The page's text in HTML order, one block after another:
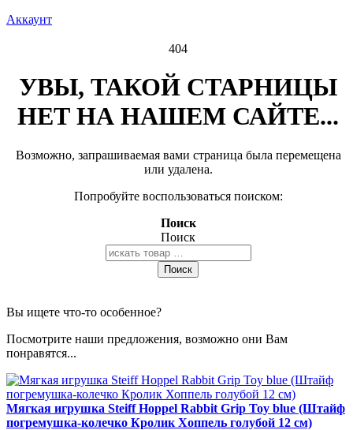
Аккаунт
404
УВЫ, ТАКОЙ СТАРНИЦЫ
НЕТ НА НАШЕМ САЙТЕ...
Возможно, запрашиваемая вами страница была перемещена
или удалена.
Попробуйте воспользоваться поиском:
Поиск
Поиск
Поиск
Вы ищете что-то особенное?
Посмотрите наши предложения, возможно они Вам
понравятся...
Мягкая игрушка Steiff Hoppel Rabbit Grip Toy blue (Штайф
погремушка-колечко Кролик Хоппель голубой 12 см)